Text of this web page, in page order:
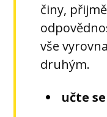
činy,
vše
druhým.
učte